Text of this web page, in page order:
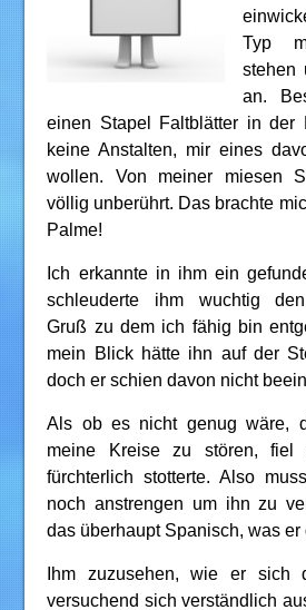
Typ
stehen
an.
einen Stapel Faltblätter in der
keine Anstalten, mir eines
wollen. Von meiner miesen
völlig unberührt. Das brachte
Palme!
Ich erkannte in ihm ein
schleuderte ihm wuchtig den
Gruß zu dem ich fähig bin
mein Blick hätte ihn auf der
doch er schien davon nicht
Als ob es nicht genug wäre,
meine Kreise zu stören,
fürchterlich stotterte. Also
noch anstrengen um ihn zu
das überhaupt Spanisch, was
Ihm zuzusehen, wie er sich
versuchend sich verständlich